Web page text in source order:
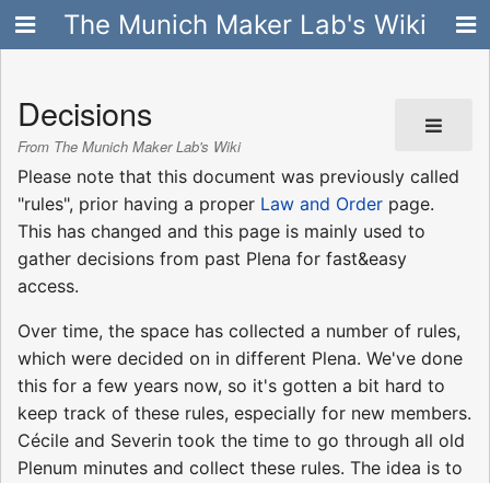
The Munich Maker Lab's Wiki
Decisions
From The Munich Maker Lab's Wiki
Please note that this document was previously called
"rules", prior having a proper Law and Order page.
This has changed and this page is mainly used to
gather decisions from past Plena for fast&easy
access.
Over time, the space has collected a number of rules,
which were decided on in different Plena. We've done
this for a few years now, so it's gotten a bit hard to
keep track of these rules, especially for new members.
Cécile and Severin took the time to go through all old
Plenum minutes and collect these rules. The idea is to